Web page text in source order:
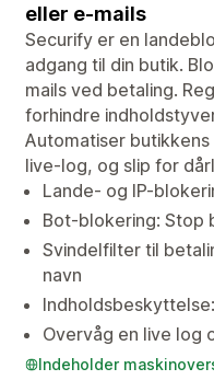
eller e-mails
Securify er en
adgang til din butik.
mails ved betaling.
forhindre
Automatiser
live-log, og slip for
Lande- og IP-
Bot-blokering: Stop
Svindelfilter til
navn
Overvåg en live log
Indeholder